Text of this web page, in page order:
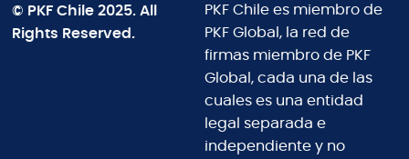
© PKF Chile 2025. All
Rights Reserved.
PKF Chile es miembro de
PKF Global, la red de
firmas miembro de PKF
Global, cada una de las
cuales es una entidad
legal separada e
independiente y no